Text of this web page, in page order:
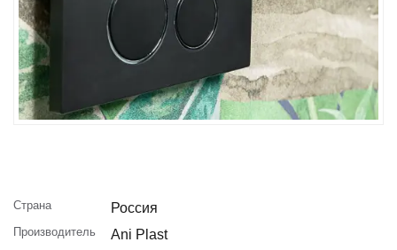
Страна Россия
Производитель Ani Plast